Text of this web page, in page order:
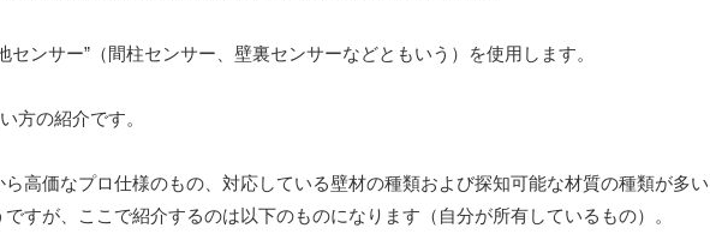
センサー”（間柱センサー、壁裏センサーなどともいう）を使用します。
方の紹介です。
高価なプロ仕様のもの、対応している壁材の種類および探知可能な材質の種類が多い
すが、ここで紹介するのは以下のものになります（自分が所有しているもの）。